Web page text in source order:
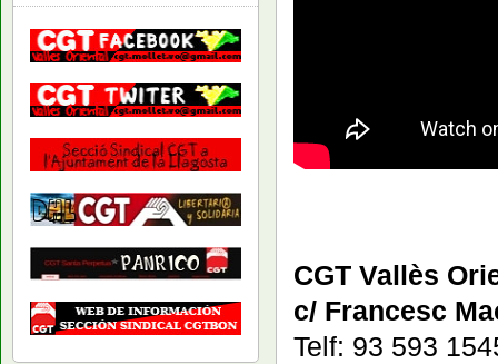
CGT Vallès
c/ Francesc
Telf: 93 593